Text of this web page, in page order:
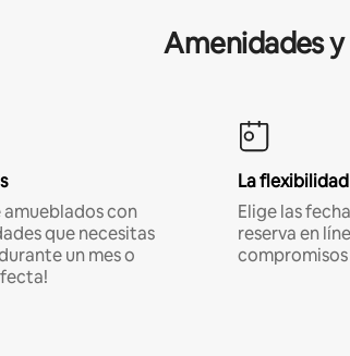
Amenidades
con
que necesitas
un mes o
La
Elige las
reserva en